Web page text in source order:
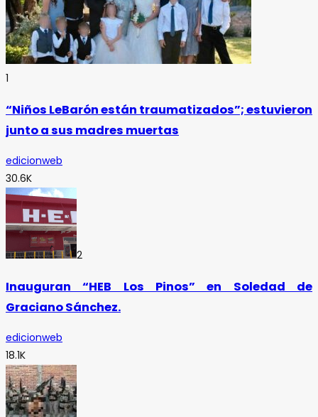
1
“Niños LeBarón están traumatizados”; estuvieron
junto a sus madres muertas
edicionweb
30.6K
2
Inauguran “HEB Los Pinos” en Soledad de
Graciano Sánchez.
edicionweb
18.1K